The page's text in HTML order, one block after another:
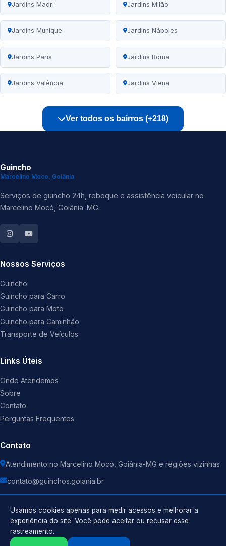
Jardins Madri Jardins Milão
Jardins Munique Jardins Nápoles
Jardins Paris Jardins Roma
Jardins Valência Jardins Viena
Ver todos os bairros (+218)
Guincho
Marcelino Moco, Goiânia
Serviços de guincho 24h, reboque e assistência veicular no
Marcelino Mocó, Goiânia-MG.
Nossos Serviços
Guincho
Guincho para Carro
Guincho para Moto
Guincho para Caminhão
Transporte de Veículos
Links Úteis
Onde Atendemos
Sobre
Contato
Perguntas Frequentes
Contato
Atendimento no Marcelino Mocó, Goiânia-MG e regiões vizinhas
contato@guinchos.goiania.br
Usamos cookies apenas para medir acessos e melhorar a
experiência do site. Você pode aceitar ou recusar esse
rastreamento.